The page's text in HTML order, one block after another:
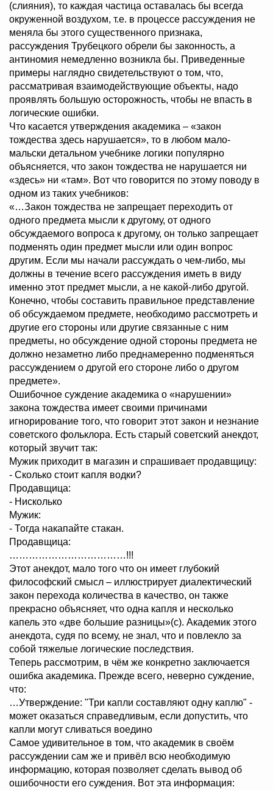
(слияния), то каждая частица оставалась бы всегда
окруженной воздухом, т.е. в процессе рассуждения не
меняла бы этого существенного признака,
рассуждения Трубецкого обрели бы законность, а
антиномия немедленно возникла бы. Приведенные
примеры наглядно свидетельствуют о том, что,
рассматривая взаимодействующие объекты, надо
проявлять большую осторожность, чтобы не впасть в
логические ошибки.
Что касается утверждения академика – «закон
тождества здесь нарушается», то в любом мало-
мальски детальном учебнике логики популярно
объясняется, что закон тождества не нарушается ни
«здесь» ни «там». Вот что говорится по этому поводу в
одном из таких учебников:
«…Закон тождества не запрещает переходить от
одного предмета мысли к другому, от одного
обсуждаемого вопроса к другому, он только запрещает
подменять один предмет мысли или один вопрос
другим. Если мы начали рассуждать о чем-либо, мы
должны в течение всего рассуждения иметь в виду
именно этот предмет мысли, а не какой-либо другой.
Конечно, чтобы составить правильное представление
об обсуждаемом предмете, необходимо рассмотреть и
другие его стороны или другие связанные с ним
предметы, но обсуждение одной стороны предмета не
должно незаметно либо преднамеренно подменяться
рассуждением о другой его стороне либо о другом
предмете».
Ошибочное суждение академика о «нарушении»
закона тождества имеет своими причинами
игнорирование того, что говорит этот закон и незнание
советского фольклора. Есть старый советский анекдот,
который звучит так:
Мужик приходит в магазин и спрашивает продавщицу:
- Сколько стоит капля водки?
Продавщица:
- Нисколько
Мужик:
- Тогда накапайте стакан.
Продавщица:
………………………………!!!
Этот анекдот, мало того что он имеет глубокий
философский смысл – иллюстрирует диалектический
закон перехода количества в качество, он также
прекрасно объясняет, что одна капля и несколько
капель это «две большие разницы»(с). Академик этого
анекдота, судя по всему, не знал, что и повлекло за
собой тяжелые логические последствия.
Теперь рассмотрим, в чём же конкретно заключается
ошибка академика. Прежде всего, неверно суждение,
что:
…Утверждение: "Три капли составляют одну каплю" -
может оказаться справедливым, если допустить, что
капли могут сливаться воедино
Самое удивительное в том, что академик в своём
рассуждении сам же и привёл всю необходимую
информацию, которая позволяет сделать вывод об
ошибочности его суждения. Вот эта информация: